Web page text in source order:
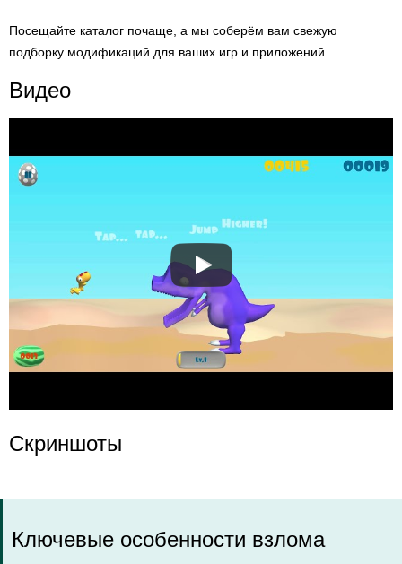
Посещайте каталог почаще, а мы соберём вам свежую
подборку модификаций для ваших игр и приложений.
Видео
Скриншоты
Ключевые особенности взлома